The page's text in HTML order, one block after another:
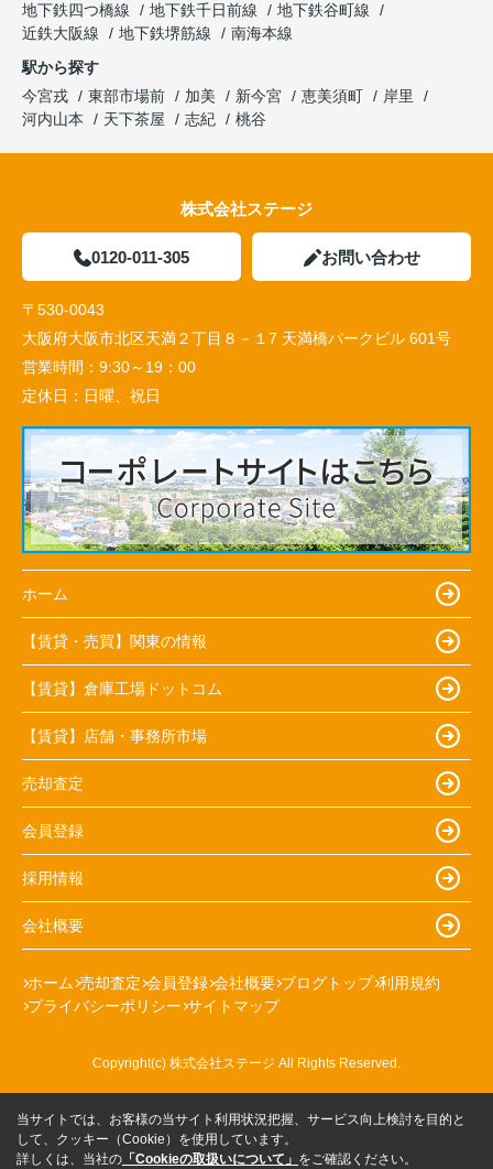
地下鉄四つ橋線
地下鉄千日前線
地下鉄谷町線
近鉄大阪線
地下鉄堺筋線
南海本線
駅から探す
今宮戎
東部市場前 加美 新今宮 恵美須町
岸里
河内山本
天下茶屋 志紀 桃谷
株式会社ステージ
0120-011-305 お問い合わせ
〒530-0043
大阪府大阪市北区天満２丁目８－１7 天満橋パークビル 601号
営業時間： 9:30～19：00
定休日： 日曜、祝日
ホーム
【賃貸・売買】関東の情報
【賃貸】倉庫工場ドットコム
【賃貸】店舗・事務所市場
売却査定
会員登録
採用情報
会社概要
ホーム 売却査定 会員登録 会社概要 ブログトップ 利用規約
プライバシーポリシー サイトマップ
Copyright(c) 株式会社ステージ All Rights Reserved.
当サイトでは、お客様の当サイト利用状況把握、サービス向上検討を目的と
して、クッキー（Cookie）を使用しています。
詳しくは、当社の 「Cookieの取扱いについて」 をご確認ください。